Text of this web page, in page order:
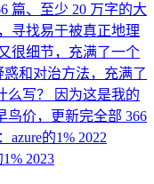
篇、至少 20 万字的大
寻找易于被真正地理
很细节，充满了一个
和对治方法，充满了
么写？ 因为这是我的
鸟价，更新完全部 366
的1% 2022
2023